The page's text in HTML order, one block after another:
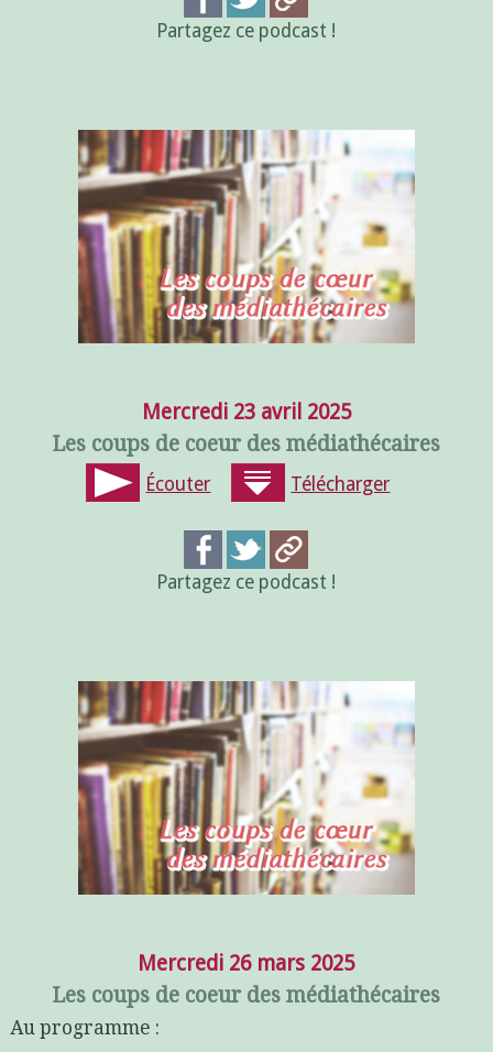
Partagez ce podcast !
Mercredi 23 avril 2025
Les coups de coeur des médiathécaires
Écouter Télécharger
Partagez ce podcast !
Mercredi 26 mars 2025
Les coups de coeur des médiathécaires
Au programme :